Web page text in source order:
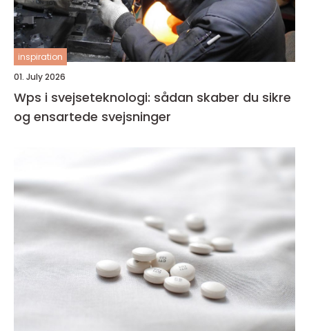
inspiration
01. July 2026
Wps i svejseteknologi: sådan skaber du sikre
og ensartede svejsninger